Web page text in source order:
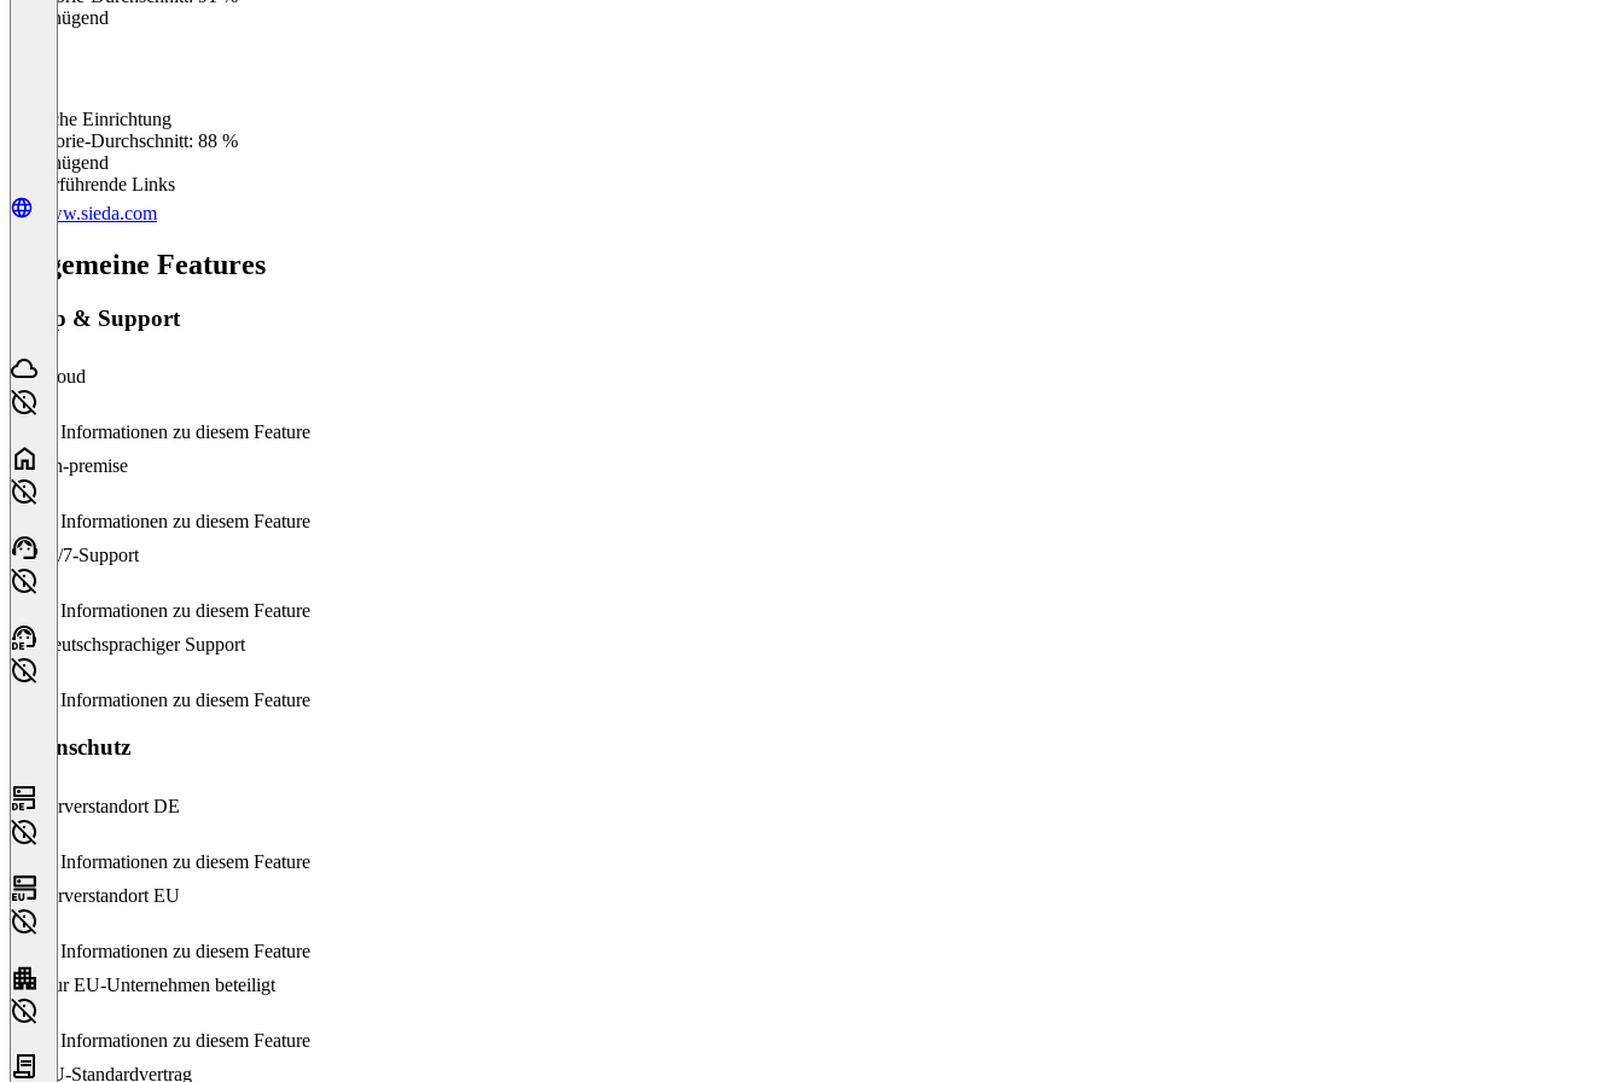
Ungenügend
Einfache Einrichtung
Kategorie-Durchschnitt: 88 %
Ungenügend
Weiterführende Links
www.sieda.com
Allgemeine Features
Setup & Support
Cloud
Keine Informationen zu diesem Feature
On-premise
Keine Informationen zu diesem Feature
24/7-Support
Keine Informationen zu diesem Feature
Deutschsprachiger Support
Keine Informationen zu diesem Feature
Datenschutz
Serverstandort DE
Keine Informationen zu diesem Feature
Serverstandort EU
Keine Informationen zu diesem Feature
Nur EU-Unternehmen beteiligt
Keine Informationen zu diesem Feature
EU-Standardvertrag